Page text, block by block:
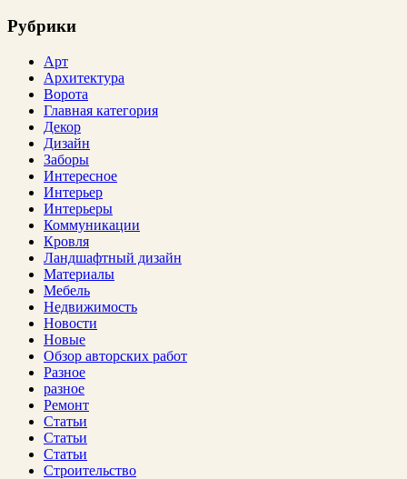
Рубрики
Арт
Архитектура
Ворота
Главная категория
Декор
Дизайн
Заборы
Интересное
Интерьер
Интерьеры
Коммуникации
Кровля
Ландшафтный дизайн
Материалы
Мебель
Недвижимость
Новости
Новые
Обзор авторских работ
Разное
разное
Ремонт
Статьи
Статьи
Статьи
Строительство